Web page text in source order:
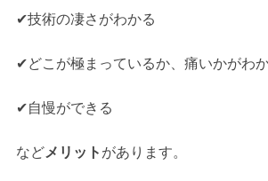
✔︎技術の凄さがわかる
✔︎どこが極まっているか、痛いかがわか
✔︎自慢ができる
などメリット があります。